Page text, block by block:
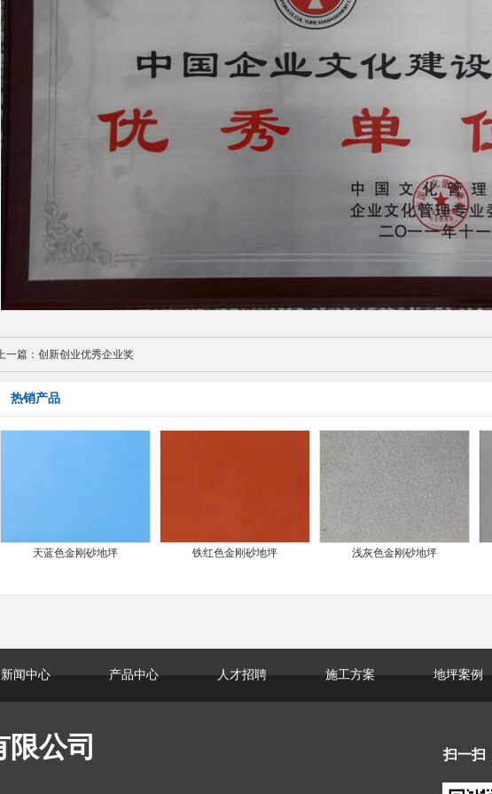
一篇： 创新创业优秀企业奖
热销产品
天蓝色金刚砂地坪 铁红色金刚砂地坪 浅灰色金刚砂地坪
新闻中心 产品中心 人才招聘 施工方案 地坪案例
公司 扫一扫